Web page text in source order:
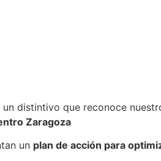
un distintivo que reconoce
Zaragoza
un plan de acción para